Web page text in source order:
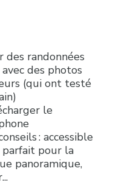
randonnées
des photos
(qui ont testé
le
: accessible
parfait pour la
panoramique,